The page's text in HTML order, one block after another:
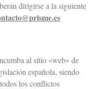
dirigirse a la siguiente
al sitio «web» de
española, siendo
los conflictos